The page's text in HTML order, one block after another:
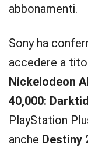
abbonamenti.
Sony ha
accedere a
Nickelodeon
40,000:
PlayStation
anche Destiny